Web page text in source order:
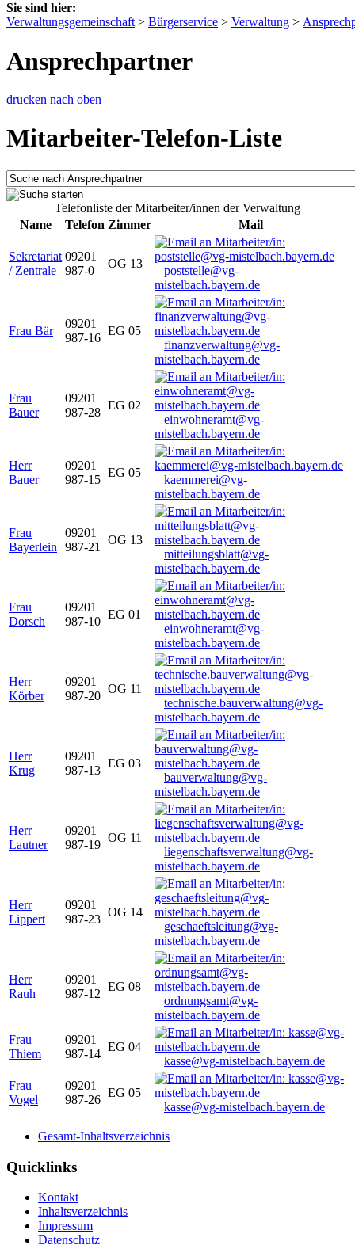
Sie sind hier:
Verwaltungsgemeinschaft > Bürgerservice > Verwaltung >
Ansprechpartner
drucken nach oben
Mitarbeiter-Telefon-Liste
Telefonliste der Mitarbeiter/innen der Verwaltung
Name
Telefon Zimmer Mail
Sekretariat
/ Zentrale
09201
987-0
OG 13
poststelle@vg-
mistelbach.bayern.de
Frau Bär
09201
987-16
EG 05
finanzverwaltung@vg-
mistelbach.bayern.de
Frau
Bauer
09201
987-28
EG 02
einwohneramt@vg-
mistelbach.bayern.de
Herr
Bauer
09201
987-15
EG 05
kaemmerei@vg-
mistelbach.bayern.de
Frau
Bayerlein
09201
987-21
OG 13
mitteilungsblatt@vg-
mistelbach.bayern.de
Frau
Dorsch
09201
987-10
EG 01
einwohneramt@vg-
mistelbach.bayern.de
Herr
Körber
09201
987-20
OG 11
technische.bauverwaltung@vg-
mistelbach.bayern.de
Herr
Krug
09201
987-13
EG 03
bauverwaltung@vg-
mistelbach.bayern.de
Herr
Lautner
09201
987-19
OG 11
liegenschaftsverwaltung@vg-
mistelbach.bayern.de
Herr
Lippert
09201
987-23
OG 14
geschaeftsleitung@vg-
mistelbach.bayern.de
Herr
Rauh
09201
987-12
EG 08
ordnungsamt@vg-
mistelbach.bayern.de
Frau
Thiem
09201
987-14
EG 04
kasse@vg-mistelbach.bayern.de
Frau
Vogel
09201
987-26
EG 05
kasse@vg-mistelbach.bayern.de
Gesamt-Inhaltsverzeichnis
Quicklinks
Kontakt
Inhaltsverzeichnis
Impressum
Datenschutz